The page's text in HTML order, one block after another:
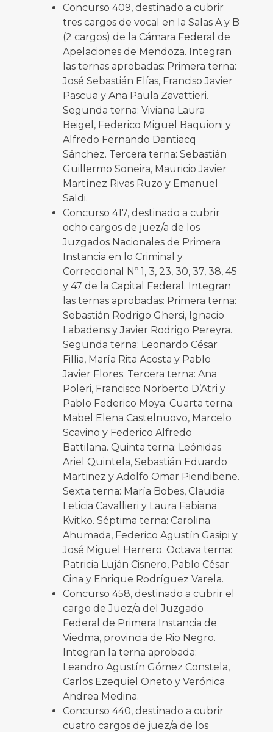
Concurso 409, destinado a cubrir
tres cargos de vocal en la Salas A y B
(2 cargos) de la Cámara Federal de
Apelaciones de Mendoza. Integran
las ternas aprobadas: Primera terna:
José Sebastián Elías, Franciso Javier
Pascua y Ana Paula Zavattieri.
Segunda terna: Viviana Laura
Beigel, Federico Miguel Baquioni y
Alfredo Fernando Dantiacq
Sánchez. Tercera terna: Sebastián
Guillermo Soneira, Mauricio Javier
Martínez Rivas Ruzo y Emanuel
Saldi.
Concurso 417, destinado a cubrir
ocho cargos de juez/a de los
Juzgados Nacionales de Primera
Instancia en lo Criminal y
Correccional Nº 1, 3, 23, 30, 37, 38, 45
y 47 de la Capital Federal. Integran
las ternas aprobadas: Primera terna:
Sebastián Rodrigo Ghersi, Ignacio
Labadens y Javier Rodrigo Pereyra.
Segunda terna: Leonardo César
Fillia, María Rita Acosta y Pablo
Javier Flores. Tercera terna: Ana
Poleri, Francisco Norberto D’Atri y
Pablo Federico Moya. Cuarta terna:
Mabel Elena Castelnuovo, Marcelo
Scavino y Federico Alfredo
Battilana. Quinta terna: Leónidas
Ariel Quintela, Sebastián Eduardo
Martinez y Adolfo Omar Piendibene.
Sexta terna: María Bobes, Claudia
Leticia Cavallieri y Laura Fabiana
Kvitko. Séptima terna: Carolina
Ahumada, Federico Agustín Gasipi y
José Miguel Herrero. Octava terna:
Patricia Luján Cisnero, Pablo César
Cina y Enrique Rodríguez Varela.
Concurso 458, destinado a cubrir el
cargo de Juez/a del Juzgado
Federal de Primera Instancia de
Viedma, provincia de Rio Negro.
Integran la terna aprobada:
Leandro Agustín Gómez Constela,
Carlos Ezequiel Oneto y Verónica
Andrea Medina.
Concurso 440, destinado a cubrir
cuatro cargos de juez/a de los